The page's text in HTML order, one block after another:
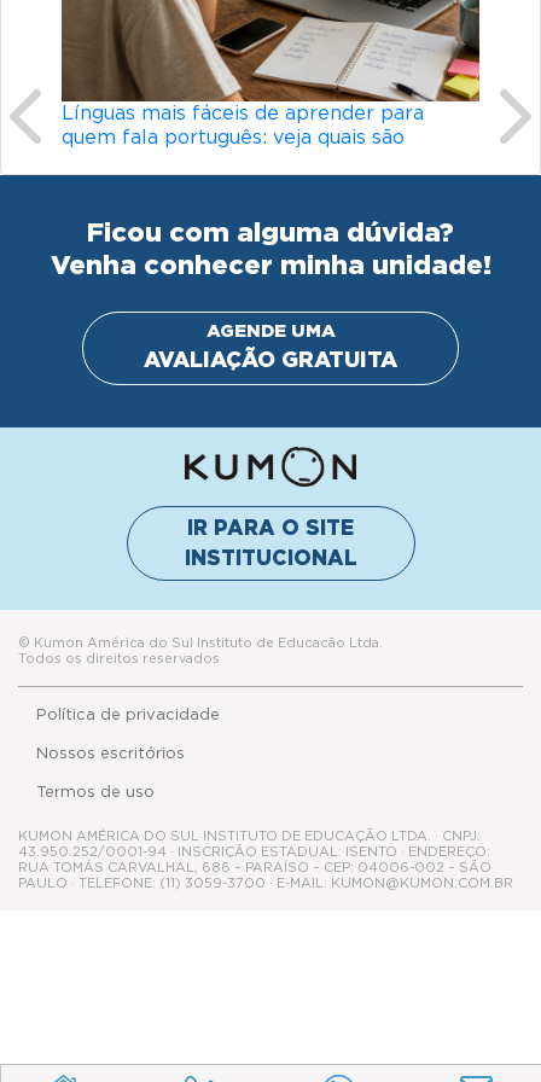
Línguas mais fáceis de aprender para
quem fala português: veja quais são
Ficou com alguma dúvida?
Venha conhecer minha unidade!
AGENDE UMA
AVALIAÇÃO GRATUITA
IR PARA O SITE
INSTITUCIONAL
© Kumon América do Sul Instituto de Educacão Ltda.
Todos os direitos reservados
Política de privacidade
Termos de uso
Nossos escritórios
KUMON AMÉRICA DO SUL INSTITUTO DE EDUCAÇÃO LTDA. · CNPJ:
43.950.252/0001-94 · INSCRIÇÃO ESTADUAL: ISENTO · ENDEREÇO:
RUA TOMÁS CARVALHAL, 686 – PARAÍSO – CEP: 04006-002 – SÃO
PAULO · TELEFONE: (11) 3059-3700 · E-MAIL: KUMON@KUMON.COM.BR